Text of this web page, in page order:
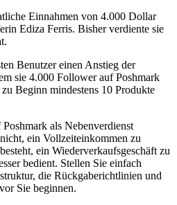
Einnahmen von 4.000 Dollar
Ediza Ferris. Bisher verdiente sie
Benutzer einen Anstieg der
sie 4.000 Follower auf Poshmark
Beginn mindestens 10 Produkte
als Nebenverdienst
ein Vollzeiteinkommen zu
ein Wiederverkaufsgeschäft zu
bedient. Stellen Sie einfach
die Rückgaberichtlinien und
Sie beginnen.